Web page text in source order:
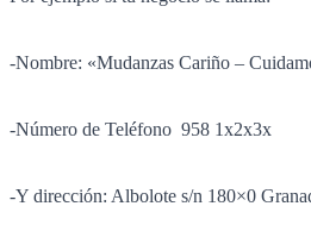
-Nombre: «Mudanzas Cariño –
-Número de Teléfono 958 1x2x3x
-Y dirección: Albolote s/n 180×0